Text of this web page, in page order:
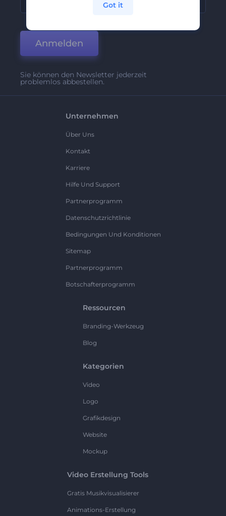
Anmelden
Sie können den Newsletter jederzeit
problemlos abbestellen.
Unternehmen
Über Uns
Kontakt
Karriere
Hilfe Und Support
Partnerprogramm
Datenschutzrichtlinie
Bedingungen Und Konditionen
Sitemap
Partnerprogramm
Botschafterprogramm
Ressourcen
Branding-Werkzeug
Blog
Kategorien
Video
Logo
Grafikdesign
Website
Mockup
Video Erstellung Tools
Gratis Musikvisualisierer
Animations-Erstellung
Got it